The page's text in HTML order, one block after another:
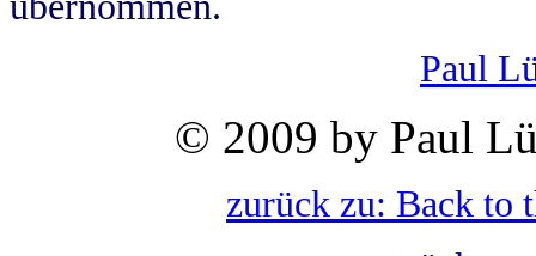
Paul
© 2009 by Paul
zurück zu: Back to